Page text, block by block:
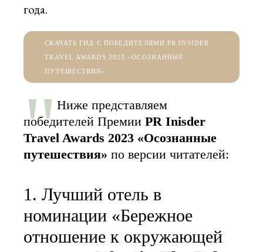
года.
СКАЧАТЬ ГИД С ПОБЕДИТЕЛЯМИ PR INSIDER
TRAVEL AWARDS 2023 «‎ОСОЗНАННЫЕ
ПУТЕШЕСТВИЯ»
Ниже представляем
победителей ПремииPR Inisder
Travel Awards 2023 «Осознанные
путешествия» по версии читателей:
1. Лучший отель в
номинации «Бережное
отношение к окружающей